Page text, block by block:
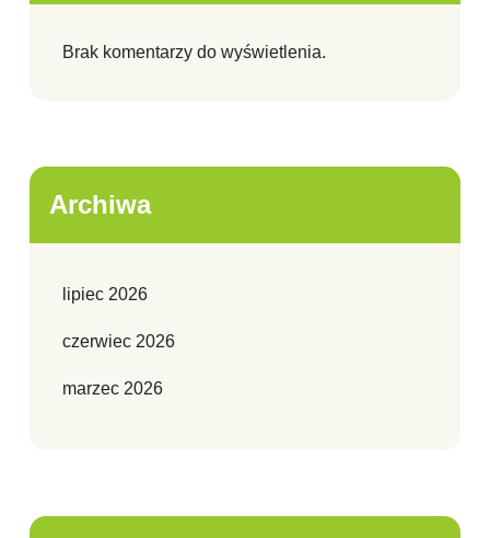
Brak komentarzy do wyświetlenia.
Archiwa
lipiec 2026
czerwiec 2026
marzec 2026